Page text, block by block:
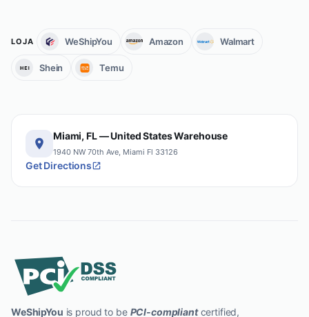
LOJA WeShipYou Amazon Walmart
Shein Temu
Miami, FL — United States Warehouse
1940 NW 70th Ave, Miami Fl 33126
Get Directions
WeShipYou is proud to be PCI-compliantcertified,